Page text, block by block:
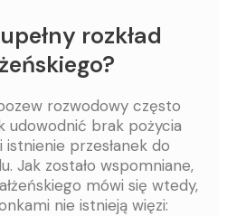
rozkład
rozwodowy często
udowodnić brak pożycia
istnienie przesłanek do
Jak zostało wspomniane,
mówi się wtedy,
nie istnieją więzi: